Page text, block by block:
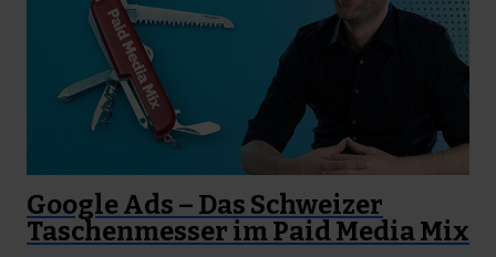
Google Ads – Das Schweizer
Taschenmesser im Paid Media Mix